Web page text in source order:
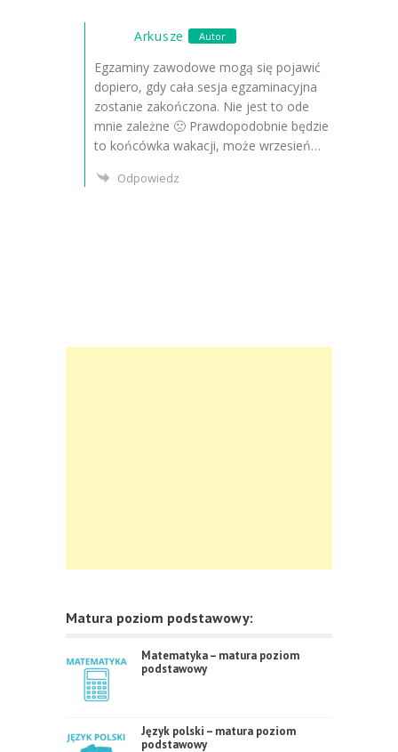
Arkusze Autor
Egzaminy zawodowe mogą się pojawić
dopiero, gdy cała sesja egzaminacyjna
zostanie zakończona. Nie jest to ode
mnie zależne 🙁 Prawdopodobnie będzie
to końcówka wakacji, może wrzesień…
Odpowiedz
Matura poziom podstawowy:
Matematyka – matura poziom
podstawowy
Język polski – matura poziom
podstawowy